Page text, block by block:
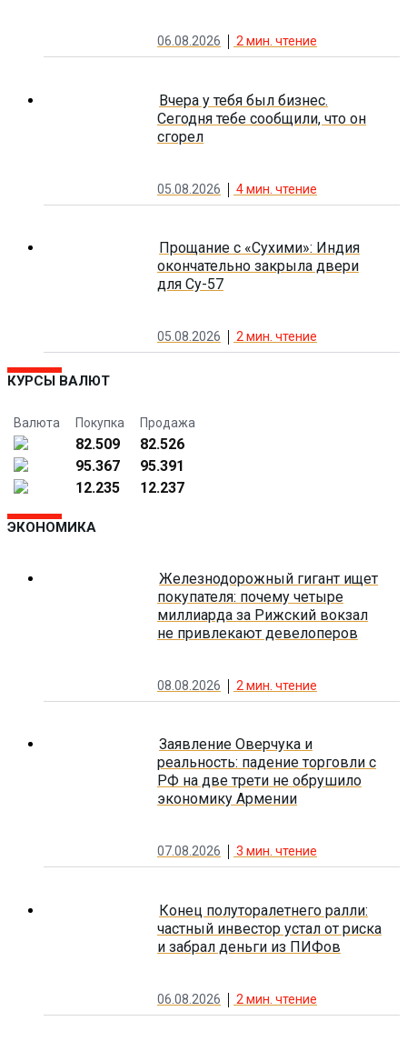
06.08.2026 2мин. чтение
Вчера у тебя был бизнес.
Сегодня тебе сообщили, что он
сгорел
05.08.2026 4мин. чтение
Прощание с «Сухими»: Индия
окончательно закрыла двери
для Су-57
05.08.2026 2мин. чтение
КУРСЫ ВАЛЮТ
Валюта Покупка Продажа
82.509
82.526
95.367
95.391
12.235
12.237
ЭКОНОМИКА
Железнодорожный гигант ищет
покупателя: почему четыре
миллиарда за Рижский вокзал
не привлекают девелоперов
08.08.2026 2 мин. чтение
Заявление Оверчука и
реальность: падение торговли с
РФ на две трети не обрушило
экономику Армении
07.08.2026 3 мин. чтение
Конец полуторалетнего ралли:
частный инвестор устал от риска
и забрал деньги из ПИФов
06.08.2026 2 мин. чтение